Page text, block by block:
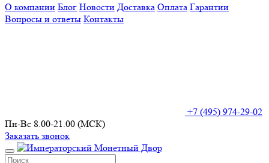
О компании Блог Новости Доставка Оплата Гарантии
Вопросы и ответы Контакты
+7 (495) 974-29-02
Пн-Вс 8.00-21.00 (МСК)
Заказать звонок